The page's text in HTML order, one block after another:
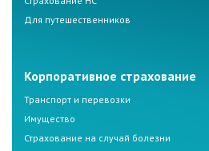
Для путешественников
Корпоративное страхование
Транспорт и перевозки
Имущество
Страхование на случай болезни